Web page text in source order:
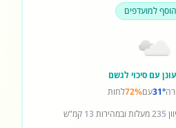
הוסף למועדפים
עם סיכוי לגשם
31°עם72%לחות
235מעלות ובמהירות 13 קמ"ש